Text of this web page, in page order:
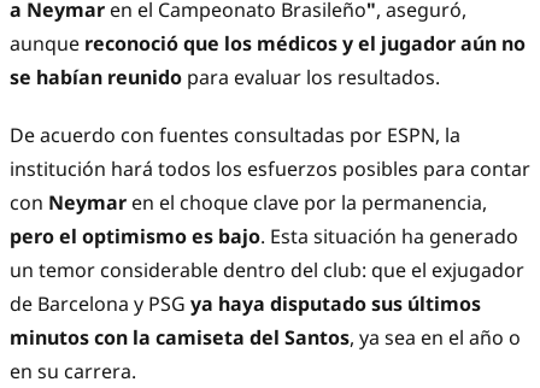
a Neymar en el Campeonato Brasileño", aseguró,
aunque reconoció que los médicos y el jugador aún no
se habían reunido para evaluar los resultados.
De acuerdo con fuentes consultadas por ESPN, la
institución hará todos los esfuerzos posibles para contar
con Neymar en el choque clave por la permanencia,
pero el optimismo es bajo. Esta situación ha generado
un temor considerable dentro del club: que el exjugador
de Barcelona y PSG ya haya disputado sus últimos
minutos con la camiseta del Santos, ya sea en el año o
en su carrera.